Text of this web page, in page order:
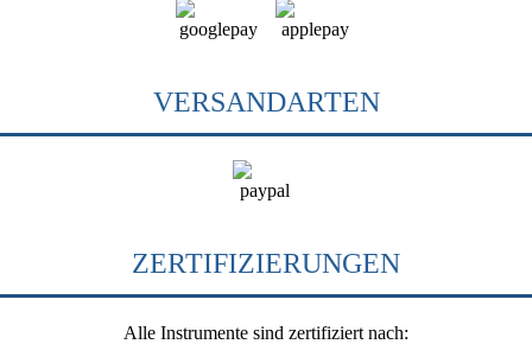
VERSANDARTEN
ZERTIFIZIERUNGEN
Alle Instrumente sind zertifiziert nach: